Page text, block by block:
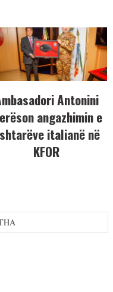
Antonini
angazhimin e
italianë në
KFOR